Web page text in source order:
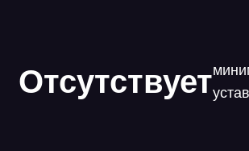
Отсутствует